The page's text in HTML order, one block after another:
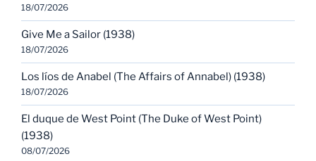
18/07/2026
Give Me a Sailor (1938)
18/07/2026
Los líos de Anabel (The Affairs of Annabel) (1938)
18/07/2026
El duque de West Point (The Duke of West Point)
(1938)
08/07/2026